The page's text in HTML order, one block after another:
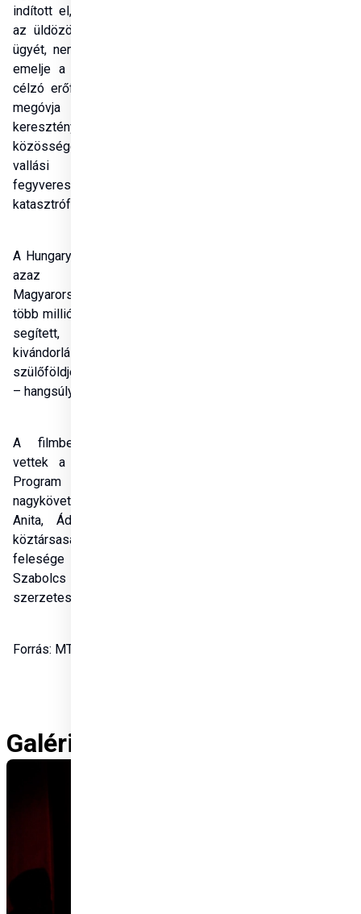
indított el, hogy felvállalja
az üldözött keresztények
ügyét, nemzetközi szintre
emelje a megsegítésüket
célzó erőfeszítéseket, és
megóvja azokat a
keresztény és más
közösségeket, amelyeket
vallási üldöztetés,
fegyveres erőszak vagy
katasztrófák sújtanak.
A Hungary Helps Program,
azaz a segítő
Magyarország program
több millió ember számára
segített, hogy a
kivándorlás helyett a
szülőföldjén maradhasson
– hangsúlyozták.
A filmbemutatón részt
vettek a Hungary Helps
Program jószolgálati
nagykövetei: Herczegh
Anita, Áder János volt
köztársasági elnök
felesége és Sajgó
Szabolcs jezsuita
szerzetes.
Forrás: MTI
Galéria / Gallery